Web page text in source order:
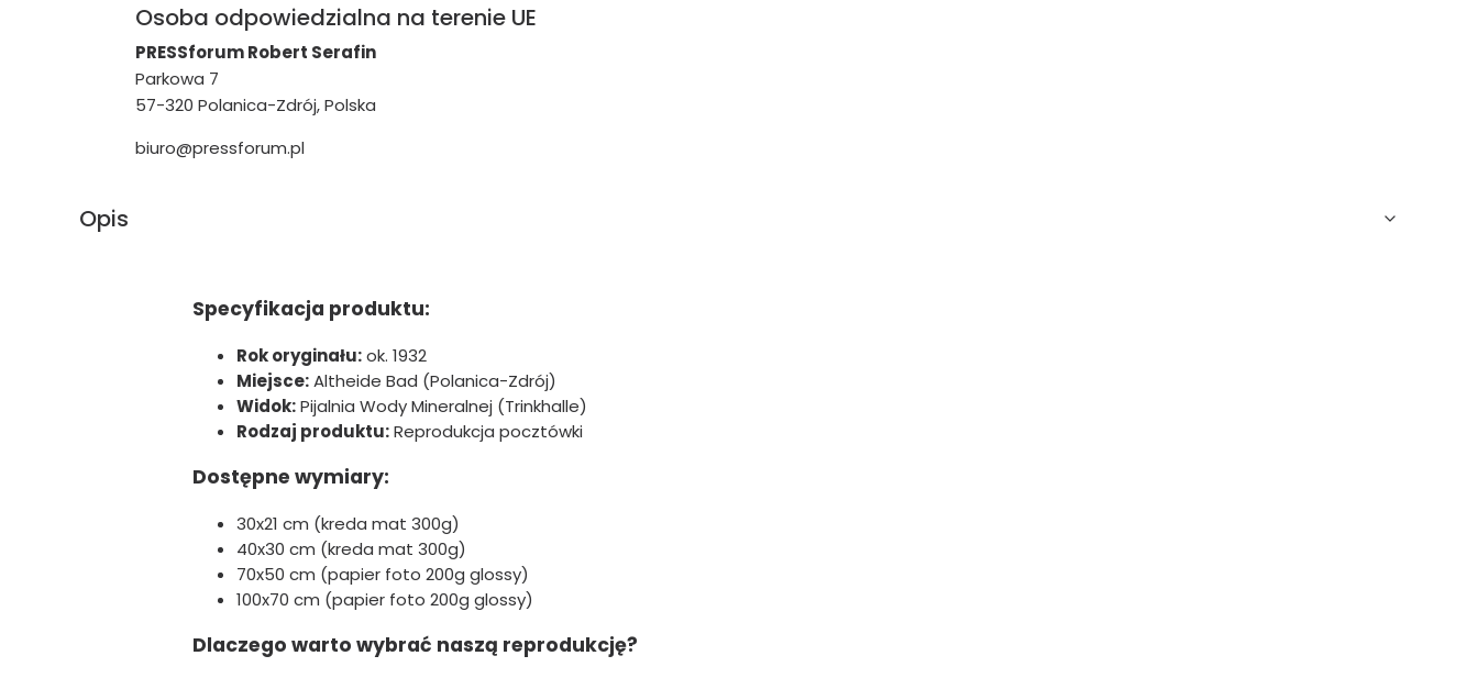
Osoba odpowiedzialna na terenie UE
PRESSforum Robert Serafin
Parkowa 7
57-320 Polanica-Zdrój, Polska
biuro@pressforum.pl
Opis
Specyfikacja produktu:
Rok oryginału:ok. 1932
Miejsce:Altheide Bad (Polanica-Zdrój)
Widok:Pijalnia Wody Mineralnej (Trinkhalle)
Rodzaj produktu:Reprodukcja pocztówki
Dostępne wymiary:
30x21 cm (kreda mat 300g)
40x30 cm (kreda mat 300g)
70x50 cm (papier foto 200g glossy)
100x70 cm (papier foto 200g glossy)
Dlaczego warto wybrać naszą reprodukcję?